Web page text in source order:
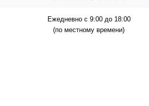
Ежедневно с 9:00 до 18:00
(по местному времени)